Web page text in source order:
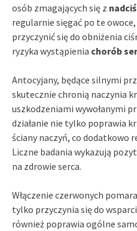
osób zmagających się z
regularnie sięgać po te
przyczynić się do obniżenia
ryzyka wystąpienia chorób
Antocyjany, będące silnymi
skutecznie chronią naczynia
uszkodzeniami wywołanymi
działanie nie tylko poprawia
ściany naczyń, co dodatkowo
Liczne badania wykazują
na zdrowie serca.
Włączenie czerwonych
tylko przyczynia się do
również poprawia ogólne